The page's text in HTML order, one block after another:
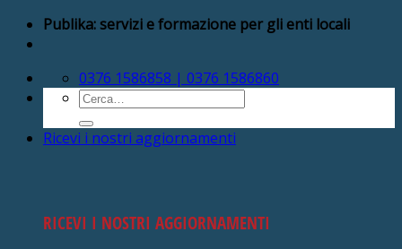
Salta Publika: servizi e formazione per gli enti locali
0376 1586858 | 0376 1586860
Cerca:
Ricevi i nostri aggiornamenti
RICEVI I NOSTRI AGGIORNAMENTI